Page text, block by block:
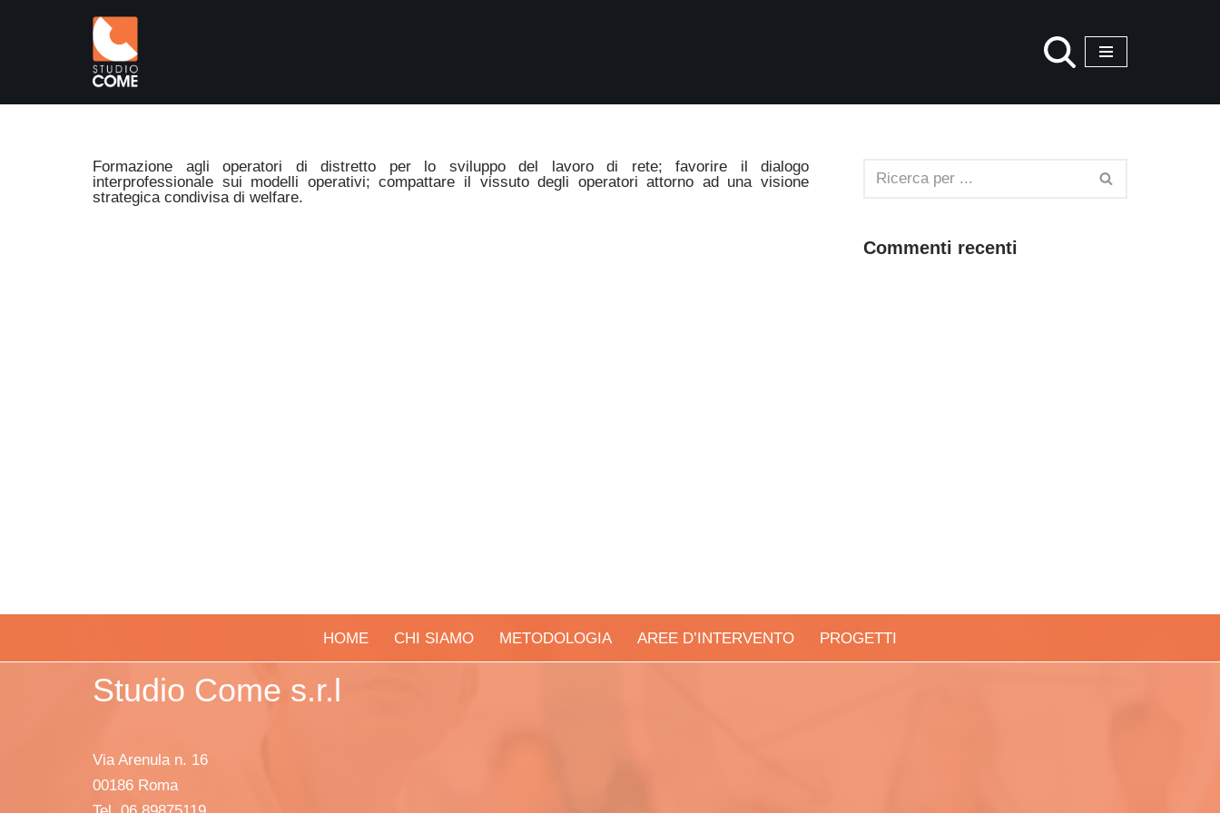
contenuto
Formazione agli operatori di distretto per lo sviluppo del lavoro di rete; favorire il dialogo
interprofessionale sui modelli operativi; compattare il vissuto degli operatori attorno ad una visione
strategica condivisa di welfare.
Commenti recenti
HOME CHI SIAMO METODOLOGIA AREE D’INTERVENTO PROGETTI
Studio Come s.r.l
Via Arenula n. 16
00186 Roma